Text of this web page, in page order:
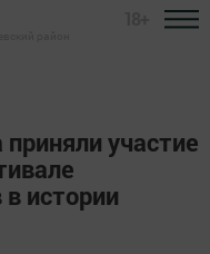
участие
истории